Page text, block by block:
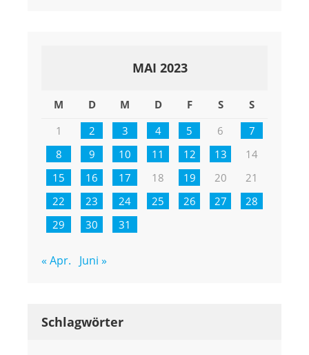
MAI 2023
M D M D F S
S
1
2 3 4 5 6
7
8
9 10 11 12 13
14
15
16 17 18 19 20
21
22
23 24 25 26 27
28
29
30 31
« Apr. Juni »
Schlagwörter